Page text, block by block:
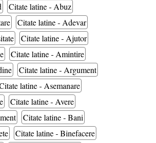
Citate latine - Abuz
Citate latine - Adevar
Citate latine - Ajutor
Citate latine - Amintire
Citate latine - Argument
latine - Asemanare
Citate latine - Avere
Citate latine - Bani
Citate latine - Binefacere